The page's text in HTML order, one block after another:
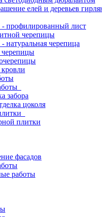
елей и деревьев
профилированный лист
черепицы
натуральная черепица
забора
цоколя
плитки
фасадов
работы